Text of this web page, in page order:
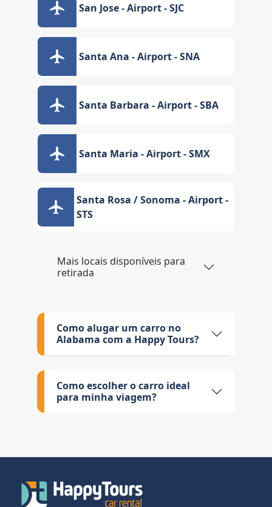
San Jose - Airport - SJC
Santa Ana - Airport - SNA
Santa Barbara - Airport - SBA
Santa Maria - Airport - SMX
Santa Rosa / Sonoma - Airport -
STS
Mais locais disponíveis para
retirada
Como alugar um carro no
Alabama com a Happy Tours?
Como escolher o carro ideal
para minha viagem?